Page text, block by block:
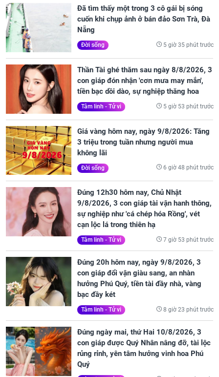
Đã tìm thấy một trong 3 cô gái bị sóng
cuốn khi chụp ảnh ở bán đảo Sơn Trà, Đà
Nẵng
Đời sống 5 giờ 35 phút trước
Thần Tài ghé thăm sau ngày 8/8/2026, 3
con giáp đón nhận 'cơn mưa may mắn',
tiền bạc dồi dào, sự nghiệp thăng hoa
Tâm linh - Tử vi 5 giờ 53 phút trước
Giá vàng hôm nay, ngày 9/8/2026: Tăng
3 triệu trong tuần nhưng người mua
không lãi
Đời sống 6 giờ 48 phút trước
Đúng 12h30 hôm nay, Chủ Nhật
9/8/2026, 3 con giáp tài vận hanh thông,
sự nghiệp như 'cá chép hóa Rồng', vét
cạn lộc lá trong thiên hạ
Tâm linh - Tử vi 7 giờ 53 phút trước
Đúng 20h hôm nay, ngày 9/8/2026, 3
con giáp đổi vận giàu sang, an nhàn
hưởng Phú Quý, tiền tài đầy nhà, vàng
bạc đầy két
Tâm linh - Tử vi 8 giờ 23 phút trước
Đúng ngày mai, thứ Hai 10/8/2026, 3
con giáp được Quý Nhân nâng đỡ, tài lộc
rủng rỉnh, yên tâm hưởng vinh hoa Phú
Quý